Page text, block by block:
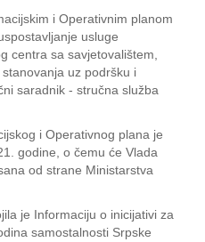
i Operativnim planom
usluge
centra sa savjetovalištem,
uz podršku i
saradnik - stručna služba
i Operativnog plana je
godine, o čemu će Vlada
od strane Ministarstva
je Informaciju o inicijativi za
samostalnosti Srpske